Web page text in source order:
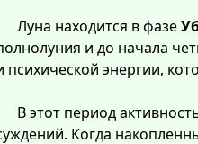
Луна находится в фазе
и до начала
психической энергии,
В этот период
Когда